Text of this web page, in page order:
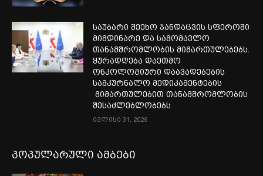
საუბარი შეეხო ჯანდაცვის სფეროში
მიმდინარე და სამომავლო
თანამშრომლობის მიმართულებებს.
ყურადღება დაეთმო
ონკოლოგიური დაავადებების
სამკურნალო მედიკამენტების
მიმართულებით თანამშრომლობის
შესაძლებლობებს
ივლისი 31, 2026
პოპულარული ამბები